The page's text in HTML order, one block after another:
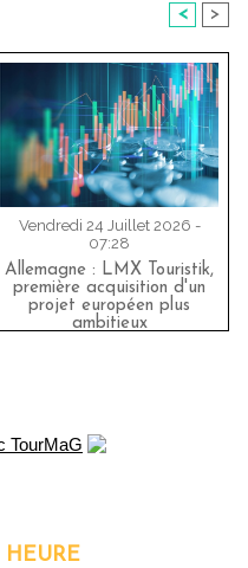
< >
Vendredi 24 Juillet 2026 -
07:28
Allemagne : LMX Touristik,
première acquisition d'un
projet européen plus
ambitieux
HEURE